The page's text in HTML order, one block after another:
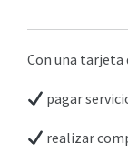
Con una tarjeta
pagar
realizar